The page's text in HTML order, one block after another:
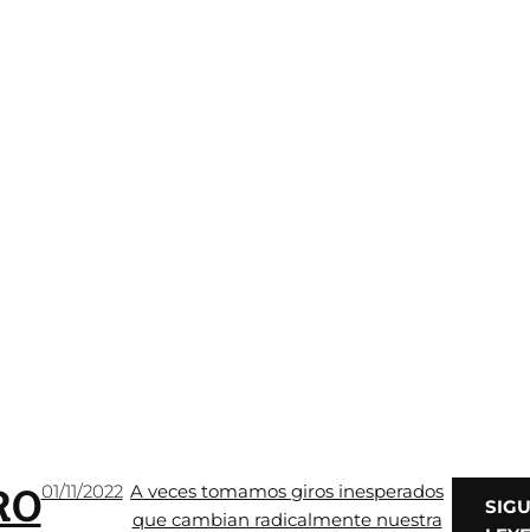
01/11/2022 A veces tomamos giros inesperados
que cambian radicalmente nuestra